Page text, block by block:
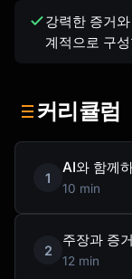
강력한 증거
계적으로 구
커리큘럼
1
AI와 함께
10 min
2
주장과 증
12 min